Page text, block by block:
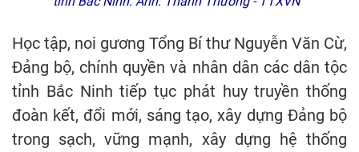
Học tập, noi gương Tổng Bí thư Nguyễn Văn Cừ,
Đảng bộ, chính quyền và nhân dân các dân tộc
tỉnh Bắc Ninh tiếp tục phát huy truyền thống
đoàn kết, đổi mới, sáng tạo, xây dựng Đảng bộ
trong sạch, vững mạnh, xây dựng hệ thống